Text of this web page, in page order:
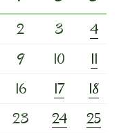
2 3
4
9 10
11
16 17
18
23 24
25